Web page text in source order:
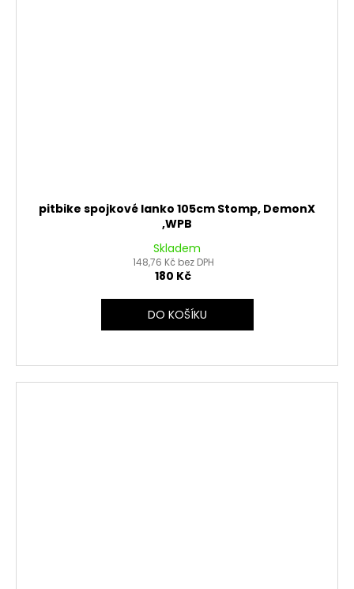
pitbike spojkové lanko 105cm Stomp, DemonX
,WPB
Skladem
148,76 Kč bez DPH
180 Kč
DO KOŠÍKU